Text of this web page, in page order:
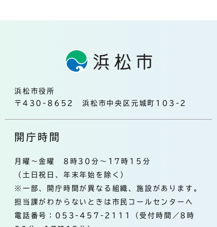
浜松市役所
〒430-8652 浜松市中央区元城町103-2
開庁時間
月曜～金曜 8時30分～17時15分
（土日祝日、年末年始を除く）
※一部、開庁時間が異なる組織、施設があります。
担当課がわからないときは市民コールセンターへ
電話番号：053-457-2111（受付時間／8時